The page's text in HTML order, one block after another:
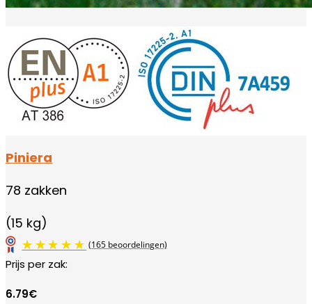
Piniera
78 zakken
(15 kg)
Prijs per zak:
6.79€